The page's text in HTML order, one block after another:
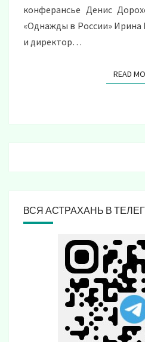
конферансье Денис
«Однажды в России»
и директор…
READ
ВСЯ АСТРАХАНЬ В